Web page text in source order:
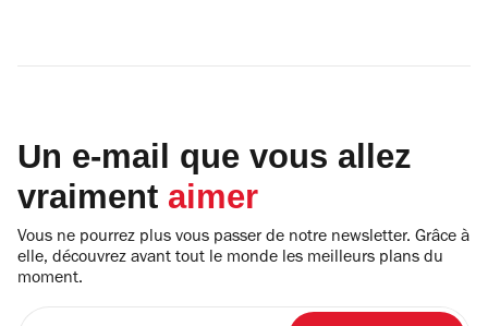
Un e-mail que vous allez
vraiment aimer
Vous ne pourrez plus vous passer de notre newsletter. Grâce à
elle, découvrez avant tout le monde les meilleurs plans du
moment.